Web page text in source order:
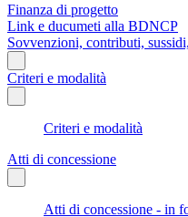
Finanza di progetto
Link e ducumeti alla BDNCP
Sovvenzioni, contributi,
Criteri e modalità
Criteri e modalità
Atti di concessione
Atti di concessione - in